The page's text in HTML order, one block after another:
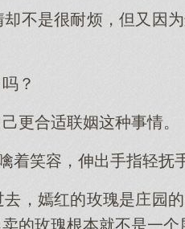
不是很耐烦，但又因
？
更合适联姻这种事情。
着笑容，伸出手指轻抚
，嫣红的玫瑰是庄园
的玫瑰根本就不是一个